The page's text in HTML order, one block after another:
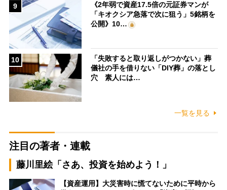
9
《2年弱で資産17.5倍の元証券マンが
「キオクシア急落で次に狙う」5銘柄を
公開》10…
10
「失敗すると取り返しがつかない」葬
儀社の手を借りない「DIY葬」の落とし
穴 素人には…
一覧を見る
注目の著者・連載
藤川里絵「さあ、投資を始めよう！」
【資産運用】大災害時に慌てないために平時から